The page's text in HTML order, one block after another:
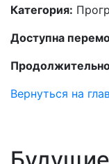
Категория:
Доступна
Вернуться на